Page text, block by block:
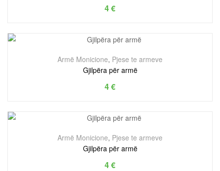
4€
Armë Monicione, Pjese te armeve
Gjilpëra për armë
4€
Armë Monicione, Pjese te armeve
Gjilpëra për armë
4€